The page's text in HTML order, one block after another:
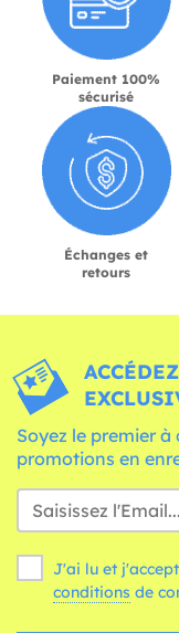
Paiement 100%
sécurisé
Échanges et
retours
Soyez le premier
promotions en
J'ai lu et
conditions de